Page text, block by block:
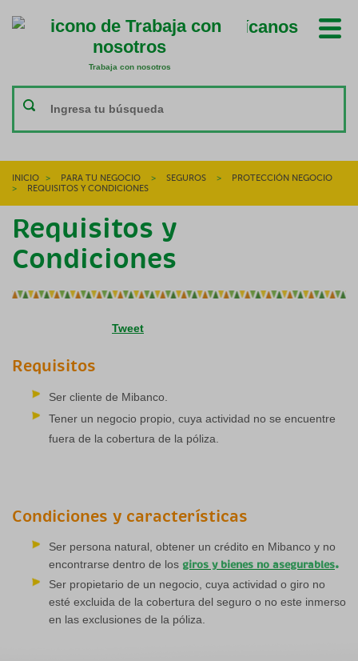
Trabaja con nosotros
Trabaja con nosotros
INICIO > PARA TU NEGOCIO > SEGUROS >
PROTECCIÓN NEGOCIO
>
REQUISITOS Y CONDICIONES
Requisitos y
Condiciones
Tweet
Requisitos
Ser cliente de Mibanco.
Tener un negocio propio, cuya actividad no se encuentre
fuera de la cobertura de la póliza.
Condiciones y características
Ser persona natural, obtener un crédito en Mibanco y no
encontrarse dentro de los giros y bienes no asegurables.
Ser propietario de un negocio, cuya actividad o giro no
esté excluida de la cobertura del seguro o no este inmerso
en las exclusiones de la póliza.